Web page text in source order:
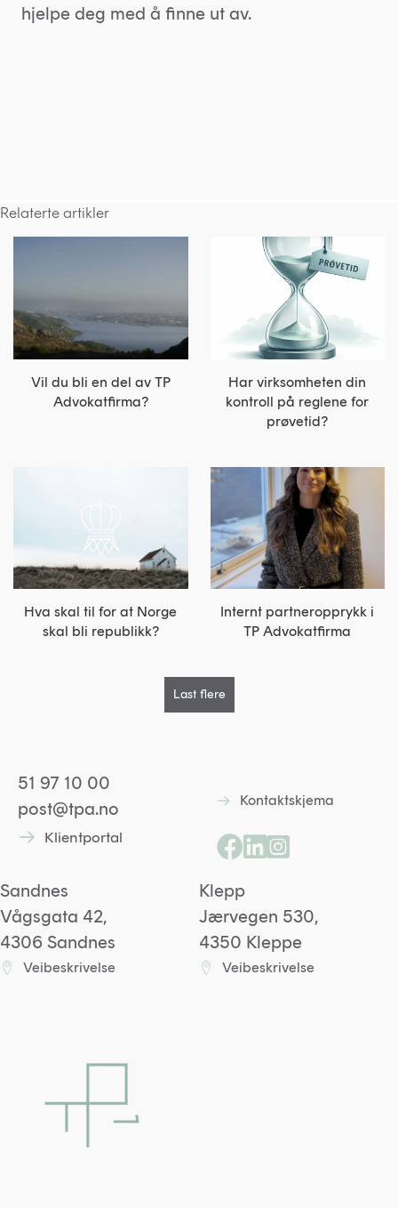
hjelpe deg med å finne ut av.
Relaterte artikler
Vil du bli en del av TP
Advokatfirma?
Har virksomheten din
kontroll på reglene for
prøvetid?
Hva skal til for at Norge
skal bli republikk?
Internt partneropprykk i
TP Advokatfirma
Last flere
51 97 10 00
post@tpa.no
Lenke til kontaktskjema
Klientportal
Lenke til
Kontaktskjema
Lenke til
Lenke til Linkedin
Lenke til
Sandnes
Vågsgata 42,
4306 Sandnes
Lenke til Sandneskontoret på Google maps
Veibeskrivelse
Klepp
Jærvegen 530,
4350 Kleppe
Lenke til Kleppkontoret
Veibeskrivelse